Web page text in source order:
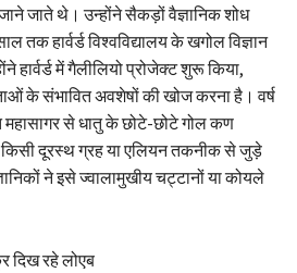
जाते थे। उन्होंने सैकड़ों वैज्ञानिक शोध
हार्वर्ड विश्वविद्यालय के खगोल विज्ञान
हार्वर्ड में गैलीलियो प्रोजेक्ट शुरू किया,
के संभावित अवशेषों की खोज करना है। वर्ष
महासागर से धातु के छोटे-छोटे गोल कण
किसी दूरस्थ ग्रह या एलियन तकनीक से जुड़े
ने इसे ज्वालामुखीय चट्टानों या कोयले
रहे लोएब